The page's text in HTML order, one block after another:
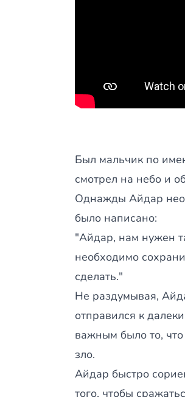
Был мальчик по
смотрел на небо и
Однажды Айдар
было написано:
"Айдар, нам нужен
необходимо
сделать."
Не раздумывая,
отправился к
важным было то,
зло.
Айдар быстро
того, чтобы